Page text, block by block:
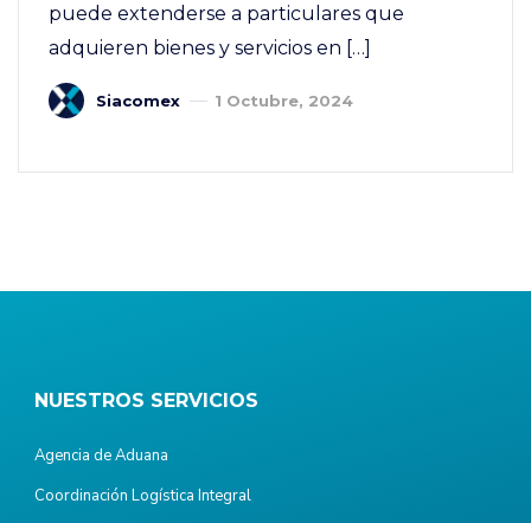
puede extenderse a particulares que
adquieren bienes y servicios en […]
Siacomex 1 Octubre, 2024
NUESTROS SERVICIOS
Agencia de Aduana
Coordinación Logística Integral